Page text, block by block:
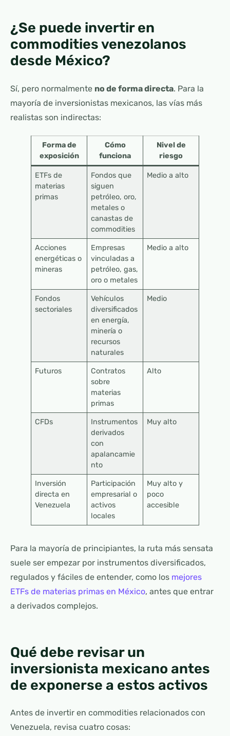
¿Se puede invertir en
commodities venezolanos
desde México?
Sí, pero normalmente no de forma directa. Para la
mayoría de inversionistas mexicanos, las vías más
realistas son indirectas:
Forma de
exposición
Cómo
funciona
Nivel de
riesgo
ETFs de
materias
primas
Fondos que
siguen
petróleo, oro,
metales o
canastas de
commodities
Medio a alto
Acciones
energéticas o
mineras
Empresas
vinculadas a
petróleo, gas,
oro o metales
Medio a alto
Fondos
sectoriales
Vehículos
diversificados
en energía,
minería o
recursos
naturales
Medio
Futuros
Contratos
sobre
materias
primas
Alto
CFDs
Instrumentos
derivados
con
apalancamie
nto
Muy alto
Inversión
directa en
Venezuela
Participación
empresarial o
activos
locales
Muy alto y
poco
accesible
Para la mayoría de principiantes, la ruta más sensata
suele ser empezar por instrumentos diversificados,
regulados y fáciles de entender, como los mejores
ETFs de materias primas en México, antes que entrar
a derivados complejos.
Qué debe revisar un
inversionista mexicano antes
de exponerse a estos activos
Antes de invertir en commodities relacionados con
Venezuela, revisa cuatro cosas: